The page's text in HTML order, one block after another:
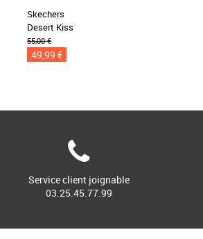
Skechers
Desert Kiss
55,00 €
49,99 €
Service client joignable
03.25.45.77.99